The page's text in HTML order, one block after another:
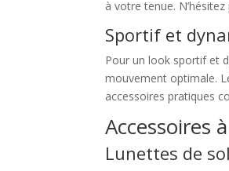
à votre tenue.
Sportif et
Pour un look sportif et
mouvement optimale.
accessoires pratiques
Accessoires
Lunettes de